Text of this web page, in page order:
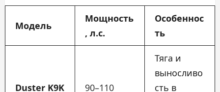
Модель
Мощность
, л.с.
Особеннос
ть
Duster K9K 90–110
Тяга и
выносливо
сть в